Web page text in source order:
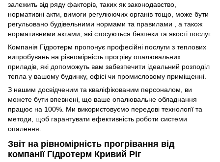
залежить від ряду факторів, таких як законодавство,
нормативні акти, вимоги регулюючих органів тощо, може бути
регульовано будівельними нормами та правилами , а також
нормативними актами, які стосуються безпеки та якості послуг.
Компанія Гідротерм пропонує професійні послуги з теплових
випробувань на рівномірність прогріву опалювальних
приладів, які допоможуть вам забезпечити ідеальний розподіл
тепла у вашому будинку, офісі чи промисловому приміщенні.
З нашим досвідченим та кваліфікованим персоналом, ви
можете бути впевнені, що ваше опалювальне обладнання
працює на 100%. Ми використовуємо передові технології та
методи, щоб гарантувати ефективність роботи системи
опалення.
Звіт на рівномірність прогрівання від
компанії Гідротерм Кривий Ріг